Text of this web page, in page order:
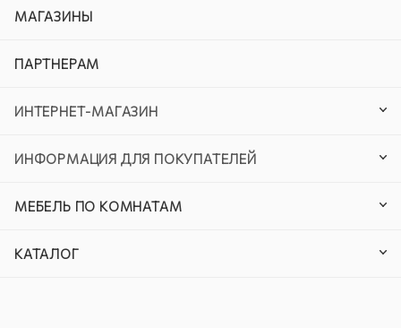
МАГАЗИНЫ
ПАРТНЕРАМ
ИНТЕРНЕТ-МАГАЗИН
ИНФОРМАЦИЯ ДЛЯ ПОКУПАТЕЛЕЙ
МЕБЕЛЬ ПО КОМНАТАМ
КАТАЛОГ